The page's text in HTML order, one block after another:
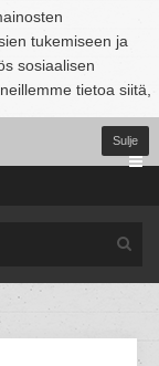
tukemiseen ja
sosiaalisen
tietoa siitä,
Sulje